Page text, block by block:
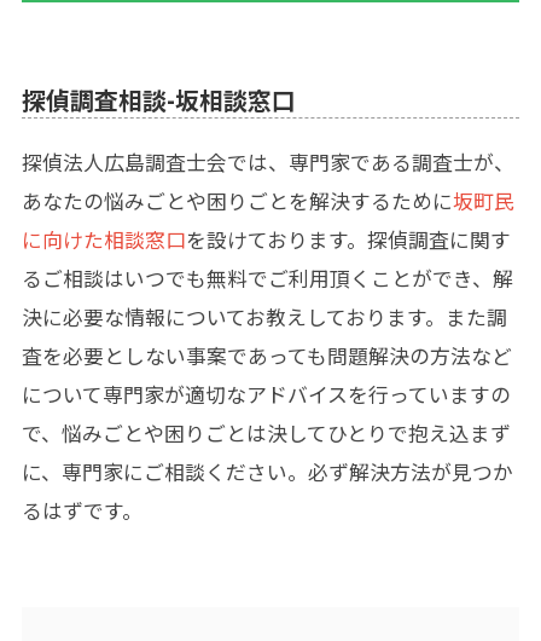
探偵調査相談-坂相談窓口
探偵法人広島調査士会では、専門家である調査士が、
あなたの悩みごとや困りごとを解決するために坂町民
に向けた相談窓口を設けております。探偵調査に関す
るご相談はいつでも無料でご利用頂くことができ、解
決に必要な情報についてお教えしております。また調
査を必要としない事案であっても問題解決の方法など
について専門家が適切なアドバイスを行っていますの
で、悩みごとや困りごとは決してひとりで抱え込まず
に、専門家にご相談ください。必ず解決方法が見つか
るはずです。